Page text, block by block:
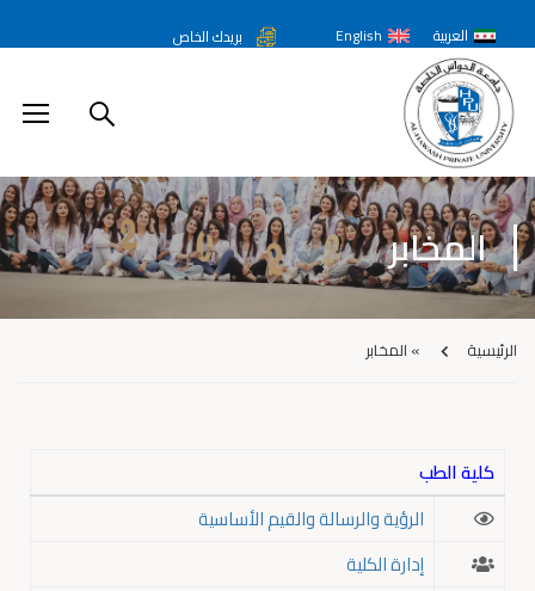
العربية English بريدك الخاص
المخابر
الرئيسية » المخابر
كلية الطب
الرؤية والرسالة والقيم الأساسية
إدارة الكلية